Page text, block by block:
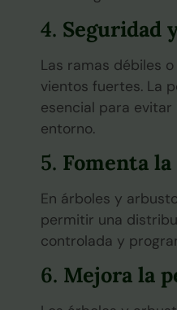
4. Seguridad
Las ramas débiles
vientos fuertes. La
esencial para
entorno.
5. Fomenta
En árboles y
permitir una
controlada y
6. Mejora la